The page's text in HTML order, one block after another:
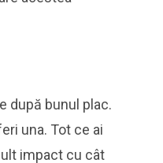
după bunul plac.
una. Tot ce ai
impact cu cât